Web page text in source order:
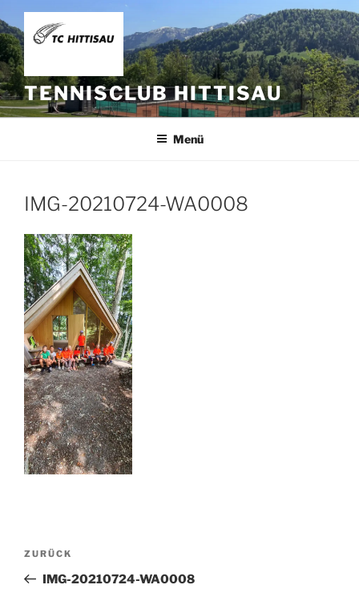
Zum
Inhalt
springen
TENNISCLUB HITTISAU
Menü
IMG-20210724-WA0008
Beitragsnavigation
Vorheriger
Beitrag
ZURÜCK
IMG-20210724-WA0008